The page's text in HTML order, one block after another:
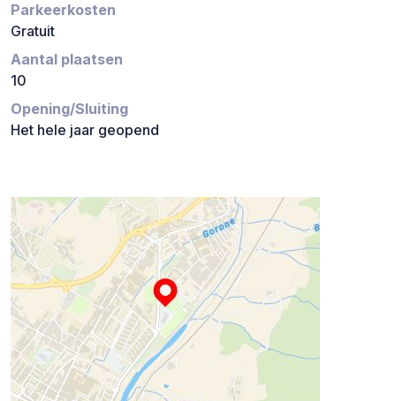
Parkeerkosten
Gratuit
Aantal plaatsen
10
Opening/Sluiting
Het hele jaar geopend